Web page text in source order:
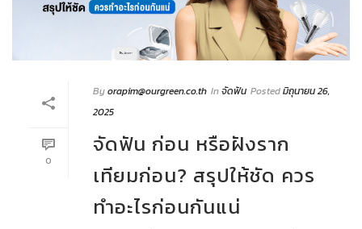
0
Byorapim@ourgreen.co.th Inจัดฟัน Postedมิถุนายน 26,
2025
จัดฟัน ก่อน หรือฝังราก
เทียมก่อน? สรุปให้ชัด ควร
ทำอะไรก่อนกันแน่